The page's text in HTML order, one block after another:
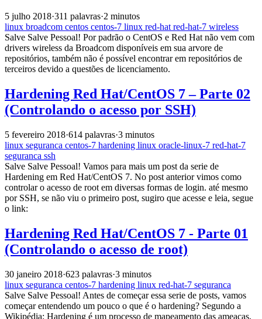
5 julho 2018·311 palavras·2 minutos
linux broadcom centos centos-7 linux red-hat red-hat-7 wireless
Salve Salve Pessoal! Por padrão o CentOS e Red Hat não vem com
drivers wireless da Broadcom disponíveis em sua arvore de
repositórios, também não é possível encontrar em repositórios de
terceiros devido a questões de licenciamento.
Hardening Red Hat/CentOS 7 – Parte 02
(Controlando o acesso por SSH)
5 fevereiro 2018·614 palavras·3 minutos
linux seguranca centos-7 hardening linux oracle-linux-7 red-hat-7
seguranca ssh
Salve Salve Pessoal! Vamos para mais um post da serie de
Hardening em Red Hat/CentOS 7. No post anterior vimos como
controlar o acesso de root em diversas formas de login. até mesmo
por SSH, se não viu o primeiro post, sugiro que acesse e leia, segue
o link:
Hardening Red Hat/CentOS 7 - Parte 01
(Controlando o acesso de root)
30 janeiro 2018·623 palavras·3 minutos
linux seguranca centos-7 hardening linux red-hat-7 seguranca
Salve Salve Pessoal! Antes de começar essa serie de posts, vamos
começar entendendo um pouco o que é o hardening? Segundo a
Wikipédia: Hardening é um processo de mapeamento das ameaças,